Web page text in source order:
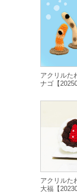
アクリルた
ナゴ【
アクリルた
大福【